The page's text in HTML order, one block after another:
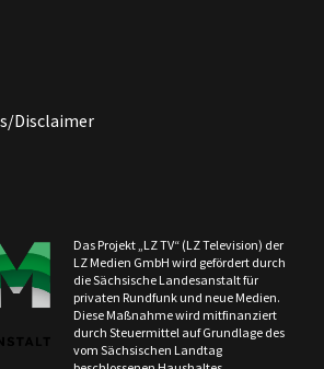
Disclaimer
Das Projekt „LZ TV“ (LZ Television) der
LZ Medien GmbH wird gefördert durch
die Sächsische Landesanstalt für
privaten Rundfunk und neue Medien.
Diese Maßnahme wird mitfinanziert
durch Steuermittel auf Grundlage des
vom Sächsischen Landtag